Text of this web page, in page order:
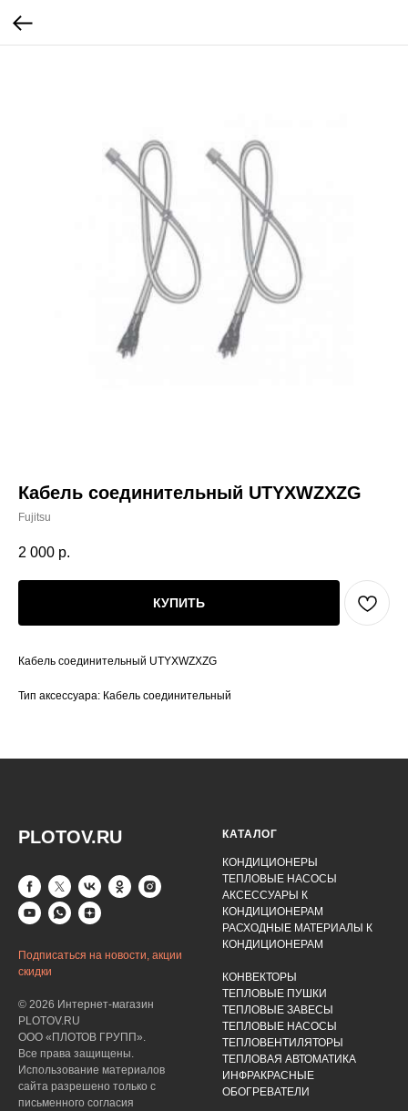
Кабель соединительный UTYXWZXZG
Fujitsu
2 000 р.
КУПИТЬ
Кабель соединительный UTYXWZXZG
Тип аксессуара: Кабель соединительный
PLOTOV.RU
Подписаться на новости, акции
скидки
© 2026 Интернет-магазин
PLOTOV.RU
ООО «ПЛОТОВ ГРУПП».
Все права защищены.
Использование материалов
сайта разрешено только с
письменного согласия
КАТАЛОГ
КОНДИЦИОНЕРЫ
ТЕПЛОВЫЕ НАСОСЫ
АКСЕССУАРЫ К
КОНДИЦИОНЕРАМ
РАСХОДНЫЕ МАТЕРИАЛЫ К
КОНДИЦИОНЕРАМ
КОНВЕКТОРЫ
ТЕПЛОВЫЕ ПУШКИ
ТЕПЛОВЫЕ ЗАВЕСЫ
ТЕПЛОВЫЕ НАСОСЫ
ТЕПЛОВЕНТИЛЯТОРЫ
ТЕПЛОВАЯ АВТОМАТИКА
ИНФРАКРАСНЫЕ
ОБОГРЕВАТЕЛИ